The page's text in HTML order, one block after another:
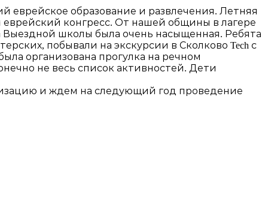
еврейское образование и развлечения. Летняя
конгресс. От нашей общины в лагере
школы была очень насыщенная. Ребята
побывали на экскурсии в Сколково Tech с
организована прогулка на речном
не весь список активностей. Дети
и ждем на следующий год проведение